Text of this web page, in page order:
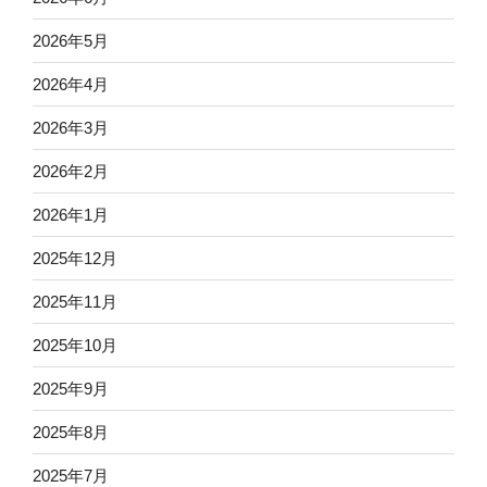
2026年5月
2026年4月
2026年3月
2026年2月
2026年1月
2025年12月
2025年11月
2025年10月
2025年9月
2025年8月
2025年7月